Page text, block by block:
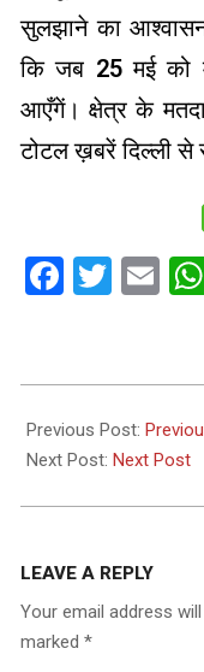
सुलझाने का
कि जब 25 मई को
आएँगें। क्षेत्र के
टोटल ख़बरें दिल्ली से
05-
12
Previous Post:
Next Post: Next Post
LEAVE A REPLY
Your email address
marked *